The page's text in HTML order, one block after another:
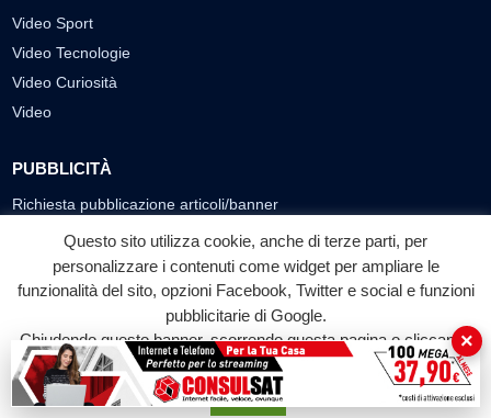
Video Sport
Video Tecnologie
Video Curiosità
Video
PUBBLICITÀ
Richiesta pubblicazione articoli/banner
SEGUICI SUI SOCIAL
f
Facebook
◎ ▶
YouTube
© 2026 LABTV - Tutti i diritti riservati
Questo sito utilizza cookie, anche di terze parti, per
personalizzare i contenuti come widget per ampliare le
funzionalità del sito, opzioni Facebook, Twitter e social e funzioni
pubblicitarie di Google.
Chiudendo questo banner, scorrendo questa pagina o cliccando
su qualunque suo elemento acconsenti all'uso dei cookie.
Accetta
×